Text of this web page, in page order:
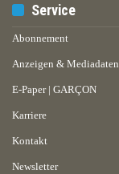
Service
Abonnement
Anzeigen & Mediadaten
E-Paper | GARÇON
Karriere
Kontakt
Newsletter